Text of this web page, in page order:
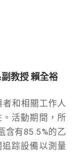
教授 賴全裕
和相關工作人
活動期間，所
含有85.5%的乙
踪設備以測量